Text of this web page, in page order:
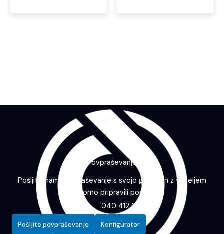
Povpraševanje
Pošljite nam povpraševanje s svojo grafiko in z veseljem
vam bomo pripravili ponudbo.
040 412 643
Pošljite povpraševanje Konfigurator